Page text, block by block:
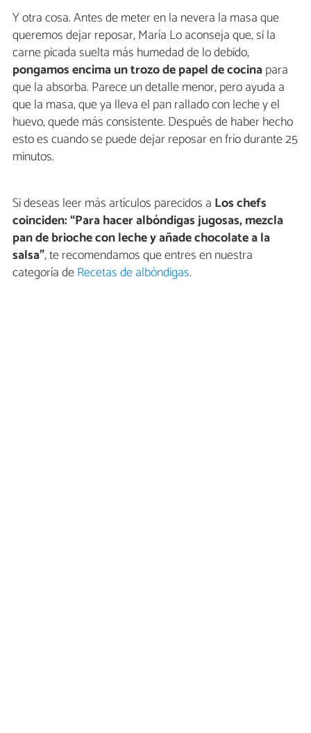
Y otra cosa. Antes de meter en la nevera la masa que
queremos dejar reposar, María Lo aconseja que, si la
carne picada suelta más humedad de lo debido,
pongamos encima un trozo de papel de cocinapara
que la absorba. Parece un detalle menor, pero ayuda a
que la masa, que ya lleva el pan rallado con leche y el
huevo, quede más consistente. Después de haber hecho
esto es cuando se puede dejar reposar en frío durante 25
minutos.
Si deseas leer más artículos parecidos a Los chefs
coinciden: “Para hacer albóndigas jugosas, mezcla
pan de brioche con leche y añade chocolate a la
salsa”, te recomendamos que entres en nuestra
categoría deRecetas de albóndigas.